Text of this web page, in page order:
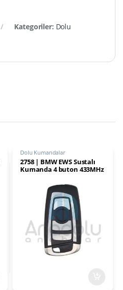
Kategoriler: Dolu
Dolu Kumandalar
2758 | BMW EWS Sustalı
Kumanda 4 buton 433MHz